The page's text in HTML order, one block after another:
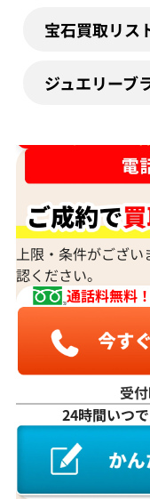
宝石買取リス
ジュエリーブ
上限・条件がござい
認ください。
通話料無料！
受
24時間いつ